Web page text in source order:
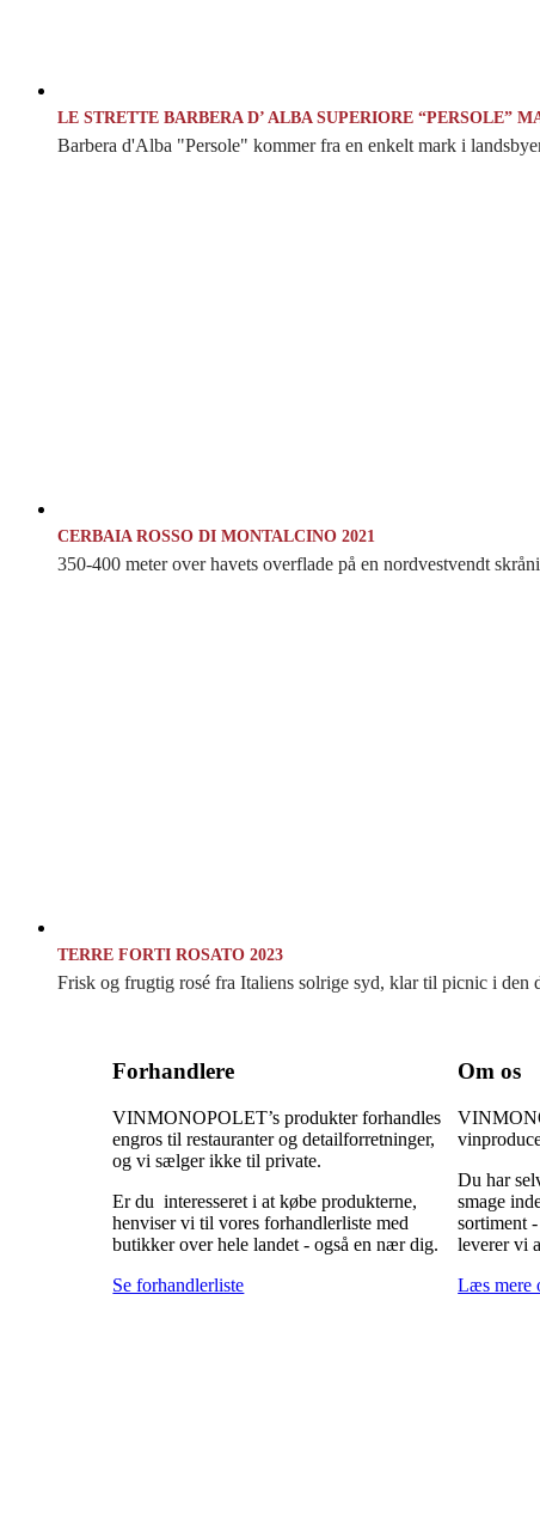
LE STRETTE BARBERA D’ ALBA SUPERIORE “PERSOLE”
Barbera d'Alba "Persole" kommer fra en enkelt mark i
CERBAIA ROSSO DI MONTALCINO 2021
350-400 meter over havets overflade på en nordvestvendt
TERRE FORTI ROSATO 2023
Frisk og frugtig rosé fra Italiens solrige syd, klar til picnic i den
Forhandlere
VINMONOPOLET’s produkter forhandles
engros til restauranter og detailforretninger,
og vi sælger ikke til private.
Er du interesseret i at købe produkterne,
henviser vi til vores forhandlerliste med
butikker over hele landet - også en nær dig.
Se forhandlerliste
Om os
Du har
smage
sortiment
leverer vi
Læs mere